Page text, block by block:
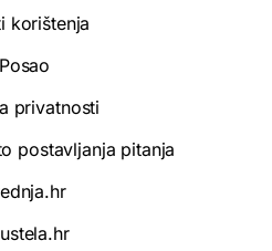
korištenja
Posao
privatnosti
postavljanja pitanja